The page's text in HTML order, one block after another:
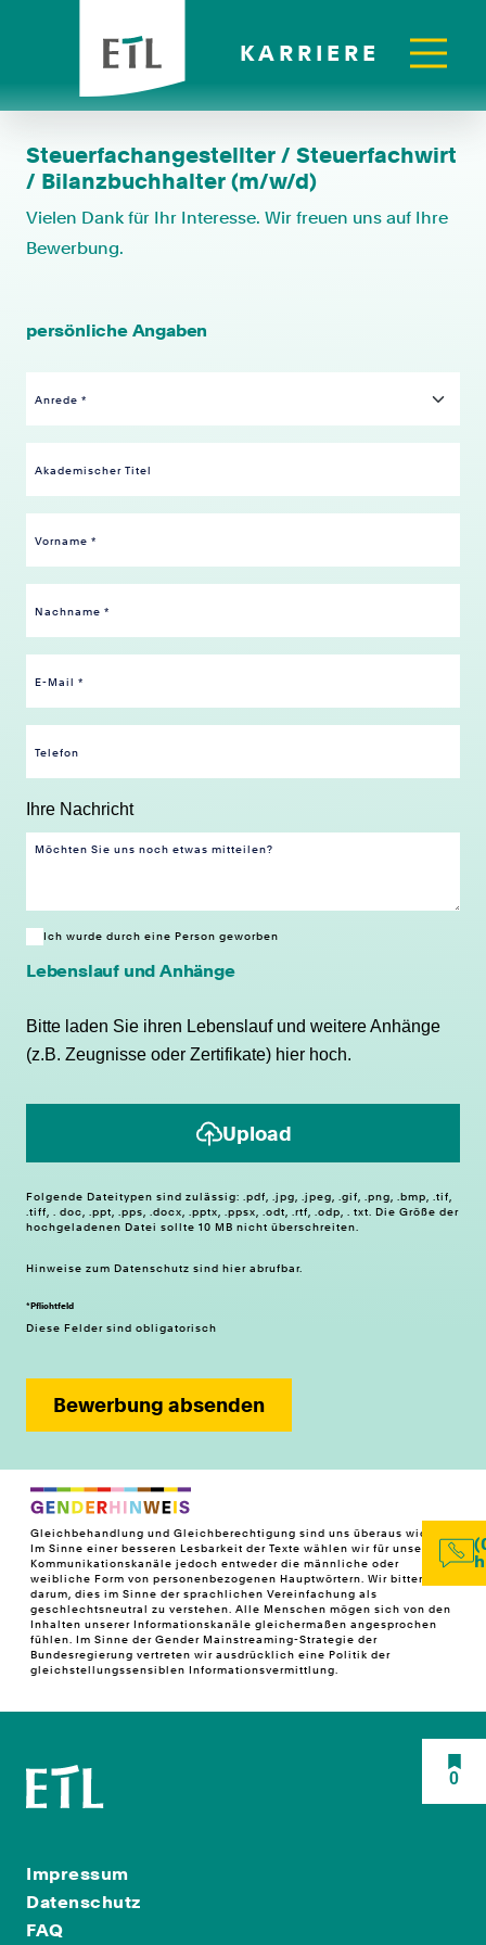
KARRIERE
0
Steuerfachangestellter / Steuerfachwirt
/ Bilanzbuchhalter (m/w/d)
Vielen Dank für Ihr Interesse. Wir freuen uns auf Ihre
Bewerbung.
persönliche Angaben
Ihre Nachricht
Ich wurde durch eine Person geworben
Lebenslauf und Anhänge
Bitte laden Sie ihren Lebenslauf und weitere Anhänge
(z.B. Zeugnisse oder Zertifikate) hier hoch.
Upload
Folgende Dateitypen sind zulässig: .pdf, .jpg, .jpeg, .gif, .png, .bmp, .tif,
.tiff, . doc, .ppt, .pps, .docx, .pptx, .ppsx, .odt, .rtf, .odp, . txt. Die Größe der
hochgeladenen Datei sollte 10 MB nicht überschreiten.
Hinweise zum Datenschutz sind hier abrufbar.
*Pflichtfeld
Diese Felder sind obligatorisch
Bewerbung absenden
Gleichbehandlung und Gleichberechtigung sind uns überaus wichtig!
Im Sinne einer besseren Lesbarkeit der Texte wählen wir für unsere
Kommunikationskanäle jedoch entweder die männliche oder
weibliche Form von personenbezogenen Hauptwörtern. Wir bitten
darum, dies im Sinne der sprachlichen Vereinfachung als
geschlechtsneutral zu verstehen. Alle Menschen mögen sich von den
Inhalten unserer Informationskanäle gleichermaßen angesprochen
fühlen. Im Sinne der Gender Mainstreaming-Strategie der
Bundesregierung vertreten wir ausdrücklich eine Politik der
gleichstellungssensiblen Informationsvermittlung.
Impressum
Datenschutz
FAQ